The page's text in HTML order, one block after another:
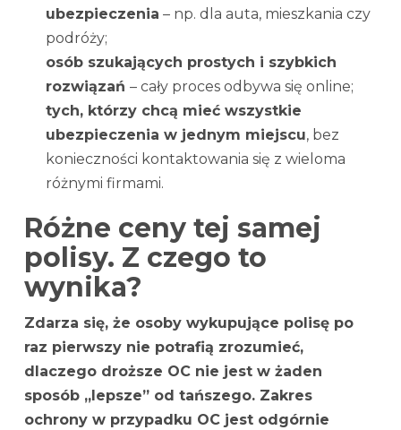
ubezpieczenia – np. dla auta, mieszkania czy
podróży;
osób szukających prostych i szybkich
rozwiązań – cały proces odbywa się online;
tych, którzy chcą mieć wszystkie
ubezpieczenia w jednym miejscu, bez
konieczności kontaktowania się z wieloma
różnymi firmami.
Różne ceny tej samej
polisy. Z czego to
wynika?
Zdarza się, że osoby wykupujące polisę po
raz pierwszy nie potrafią zrozumieć,
dlaczego droższe OC nie jest w żaden
sposób „lepsze” od tańszego. Zakres
ochrony w przypadku OC jest odgórnie